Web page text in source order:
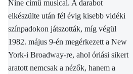
Nine című musical. A darabot
elkészülte után fél évig kisebb vidéki
színpadokon játszották, míg végül
1982. május 9-én megérkezett a New
York-i Broadway-re, ahol óriási sikert
aratott nemcsak a nézők, hanem a